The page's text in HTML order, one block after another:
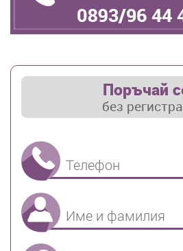
Поръчай
без